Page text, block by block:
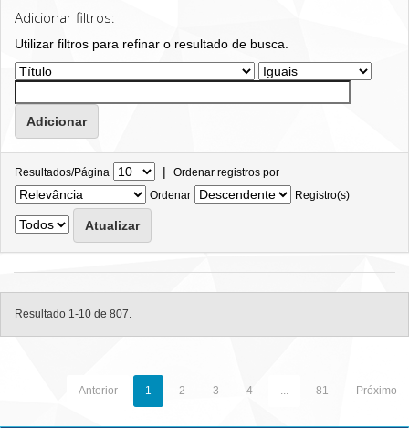
Adicionar filtros:
Utilizar filtros para refinar o resultado de busca.
Resultados/Página | Ordenar registros por
Ordenar
Registro(s)
Resultado 1-10 de 807.
Anterior 1 2 3 4 ... 81 Próximo